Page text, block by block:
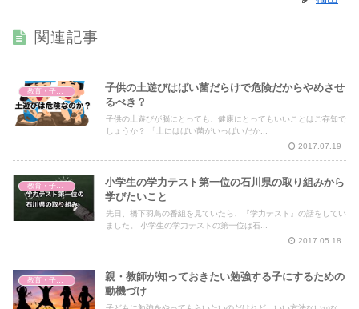
関連記事
教育・子育て
子供の土遊びはばい菌だらけで危険だからやめさせ
るべき？
子供の土遊びが脳にとっても、健康にとってもいいことはご存知で
しょうか？ 「土にはばい菌がいっぱいだか...
2017.07.19
教育・子育て
小学生の学力テスト第一位の石川県の取り組みから
学びたいこと
先日、橋下羽鳥の番組を見ていたら、『学力テスト』の話をしてい
ました。 小学生の学力テストの第一位は石...
2017.05.18
教育・子育て
親・教師が知っておきたい勉強する子にするための
動機づけ